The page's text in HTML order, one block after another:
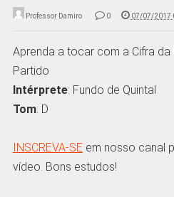
Professor Damiro 0 07/07/2017
Aprenda a tocar com a Cifra da
Partido
Intérprete: Fundo de Quintal
Tom: D
INSCREVA-SE em nosso canal
vídeo. Bons estudos!